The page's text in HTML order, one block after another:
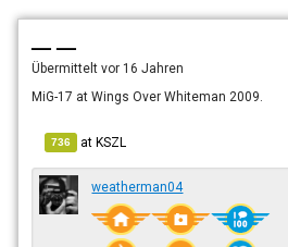
— —
Übermitteltvor 16 Jahren
MiG-17 at Wings Over Whiteman 2009.
736 atKSZL
weatherman04